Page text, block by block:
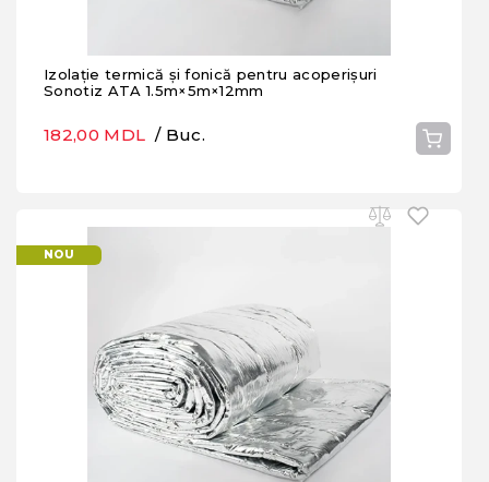
Izolație termică și fonică pentru acoperișuri
Sonotiz ATA 1.5m×5m×12mm
182,00 MDL / Buc.
NOU